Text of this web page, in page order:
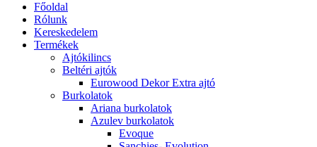
Főoldal
Rólunk
Kereskedelem
Termékek
Ajtókilincs
Beltéri ajtók
Eurowood Dekor Extra ajtó
Burkolatok
Ariana burkolatok
Azulev burkolatok
Evoque